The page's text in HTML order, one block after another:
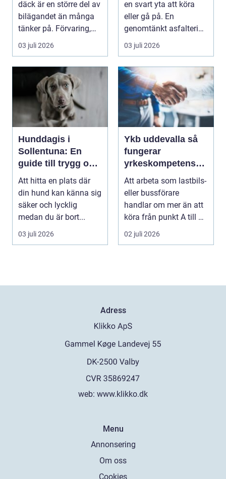
däck är en större del av
bilägandet än många
tänker på. Förvaring,
skick, lufttr...
03 juli 2026
en svart yta att köra
eller gå på. En
genomtänkt asfaltering
kan lyfta helhets...
03 juli 2026
Hunddagis i
Sollentuna: En
guide till trygg och
stimulerande
dagvård för din
hund
Att hitta en plats där
din hund kan känna sig
säker och lycklig
medan du är bort...
03 juli 2026
Ykb uddevalla så
fungerar
yrkeskompetensbe
vis för lastbil och
buss
Att arbeta som lastbils-
eller bussförare
handlar om mer än att
köra från punkt A till B.
Bakom varj...
02 juli 2026
Adress
web: www.klikko.dk
Menu
Annonsering
Om oss
Cookies